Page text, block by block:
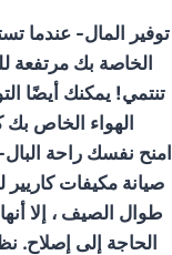
توفير المال- عندما
الخاصة بك مرتفعة
تنتمي! يمكنك أيضًا
الهواء الخاص بك
امنح نفسك راحة
صيانة مكيفات
طوال الصيف ، إلا
الحاجة إلى إصلاح.